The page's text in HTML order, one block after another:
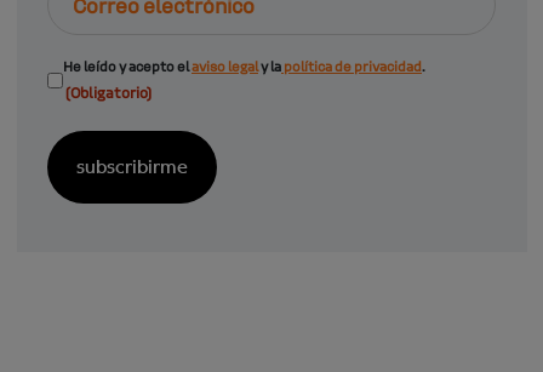
Consentimiento
(Obligatorio)
He leído y acepto elaviso legaly la política de privacidad.
(Obligatorio)